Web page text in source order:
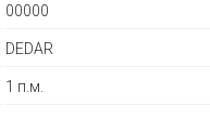
00000
DEDAR
1 п.м.